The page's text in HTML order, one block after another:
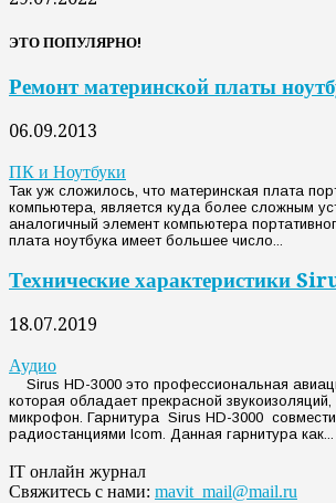
ЭТО ПОПУЛЯРНО!
Ремонт материнской платы
06.09.2013
ПК и Ноутбуки
Так уж сложилось, что материнская плата
компьютера, является куда более сложным
аналогичный элемент компьютера
плата ноутбука имеет большее число...
Технические характеристики
18.07.2019
Аудио
Sirus HD-3000 это профессиональная
которая обладает прекрасной
микрофон. Гарнитура Sirus HD-3000
радиостанциями Icom. Данная гарнитура как...
IT онлайн журнал
Свяжитесь с нами: mavit_mail@mail.ru